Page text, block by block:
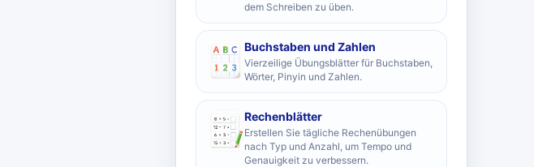
dem Schreiben zu üben.
Buchstaben und Zahlen
Vierzeilige Übungsblätter für Buchstaben,
Wörter, Pinyin und Zahlen.
Rechenblätter
Erstellen Sie tägliche Rechenübungen
nach Typ und Anzahl, um Tempo und
Genauigkeit zu verbessern.